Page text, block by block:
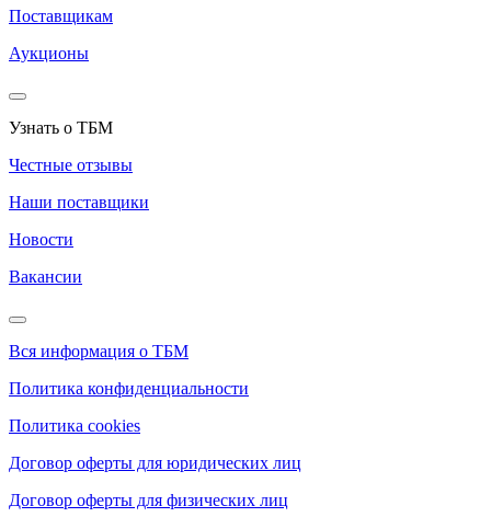
Поставщикам
Аукционы
Узнать о ТБМ
Честные отзывы
Наши поставщики
Новости
Вакансии
Вся информация о ТБМ
Политика конфиденциальности
Политика cookies
Договор оферты для юридических лиц
Договор оферты для физических лиц